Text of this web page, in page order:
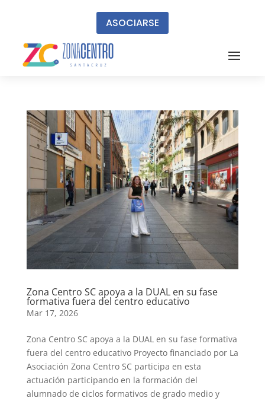
ASOCIARSE
Zona Centro SC apoya a la DUAL en su fase
formativa fuera del centro educativo
Mar 17, 2026
Zona Centro SC apoya a la DUAL en su fase formativa
fuera del centro educativo Proyecto financiado por La
Asociación Zona Centro SC participa en esta
actuación participando en la formación del
alumnado de ciclos formativos de grado medio y